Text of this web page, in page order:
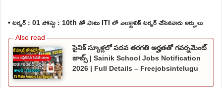
• టర్నర్ : 01 పోస్టు : 10th తో పాటు ITI లో ఎలక్ట్రానిక్ టర్నర్ చేసినవారు అర్హులు
సైనిక్ స్కూళ్లలో పదవ తరగతి అర్హతతో గవర్నమెంట్
జాబ్స్ | Sainik School Jobs Notification
2026 | Full Details – Freejobsintelugu